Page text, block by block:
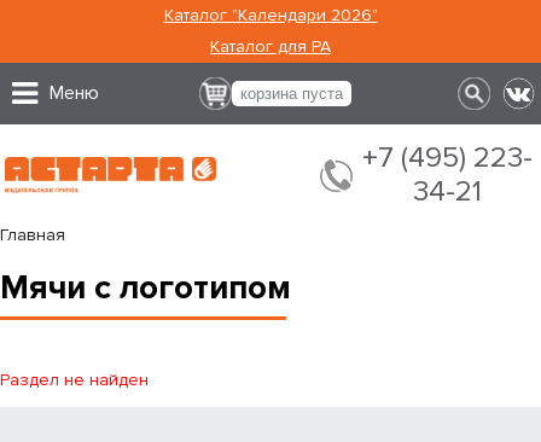
Каталог "Календари 2026"
Каталог для РА
Меню корзина пуста
+7 (495) 223-
34-21
Главная
Мячи с логотипом
Раздел не найден